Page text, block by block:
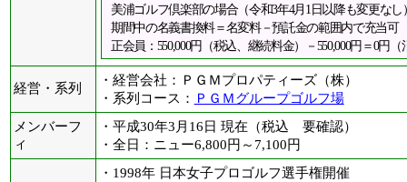
美浦ゴルフ倶楽部の場合（令和3年4月1日以降も変更なし
期間中の名義書換料＝名変料－預託金の範囲内で充当可
正会員：550,000円（税込、継続料金）－550,000円＝0円
経営・系列
・経営会社：ＰＧＭプロパティーズ（株）
・系列コース：
ＰＧＭグループゴルフ場
メンバーフ
ィ
・平成30年3月16日 現在（税込 要確認）
・全日：ニュー6,800円～7,100円
・1998年 日本女子プロゴルフ選手権開催